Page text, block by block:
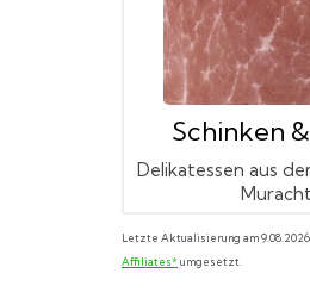
Schinken
Delikatessen aus
Letzte Aktualisierung am
Affiliates*umgesetzt.